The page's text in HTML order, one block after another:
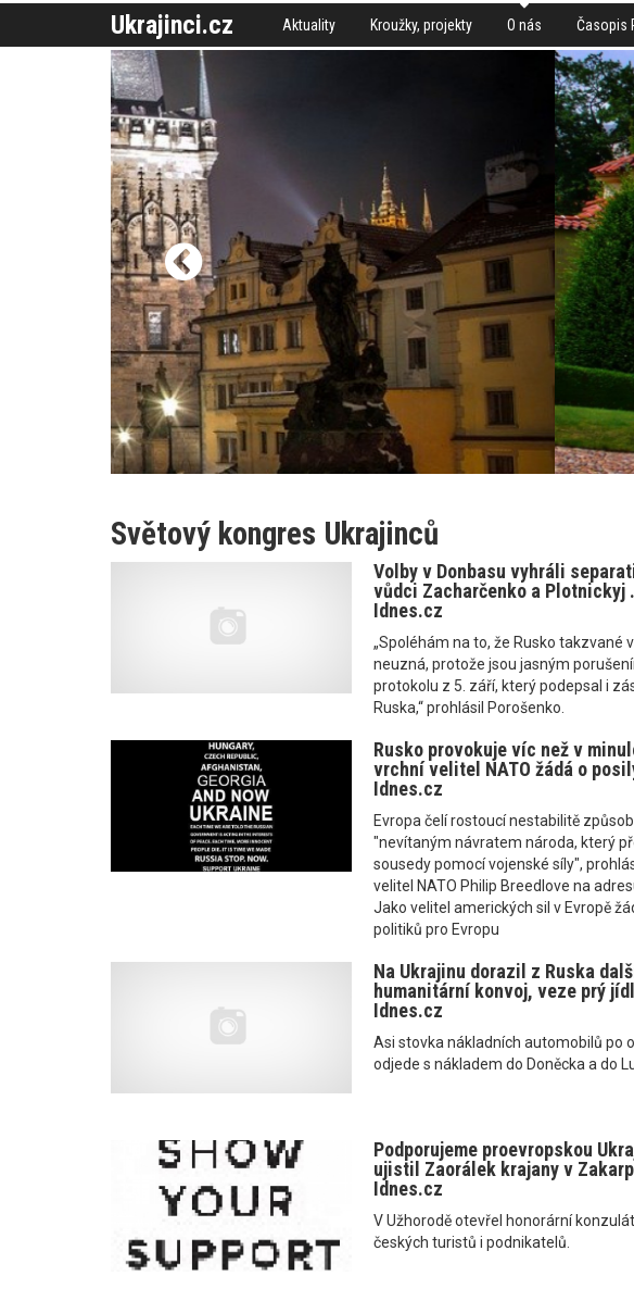
Ukrajinci.cz Aktuality Kroužky, projekty O nás Časopis
Světový kongres Ukrajinců
Volby v Donbasu vyhráli
vůdci Zacharčenko a Plotnickyj
Idnes.cz
„Spoléhám na to, že Rusko takzvané
neuzná, protože jsou jasným
protokolu z 5. září, který podepsal i
Ruska,“ prohlásil Porošenko.
Rusko provokuje víc než v
vrchní velitel NATO žádá o
Idnes.cz
Evropa čelí rostoucí nestabilitě
"nevítaným návratem národa, který
sousedy pomocí vojenské síly",
velitel NATO Philip Breedlove na
Jako velitel amerických sil v Evropě
politiků pro Evropu
Na Ukrajinu dorazil z Ruska
humanitární konvoj, veze prý
Idnes.cz
Asi stovka nákladních automobilů po
odjede s nákladem do Doněcka a do
Podporujeme proevropskou
ujistil Zaorálek krajany v
Idnes.cz
V Užhorodě otevřel honorární
českých turistů i podnikatelů.